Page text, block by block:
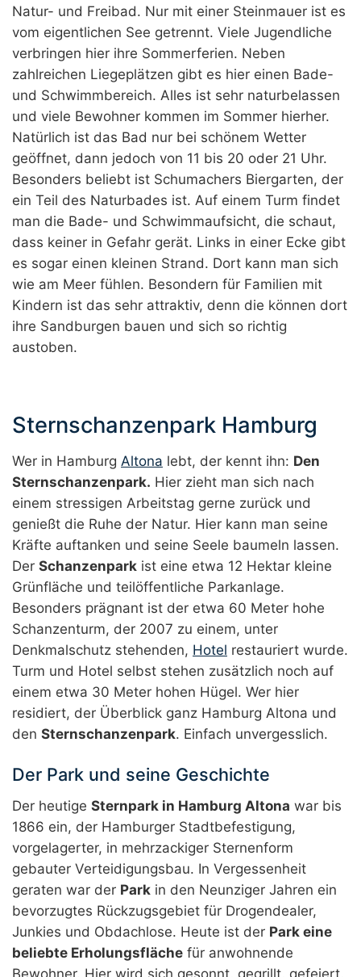
Natur- und Freibad. Nur mit einer Steinmauer ist es
vom eigentlichen See getrennt. Viele Jugendliche
verbringen hier ihre Sommerferien. Neben
zahlreichen Liegeplätzen gibt es hier einen Bade-
und Schwimmbereich. Alles ist sehr naturbelassen
und viele Bewohner kommen im Sommer hierher.
Natürlich ist das Bad nur bei schönem Wetter
geöffnet, dann jedoch von 11 bis 20 oder 21 Uhr.
Besonders beliebt ist Schumachers Biergarten, der
ein Teil des Naturbades ist. Auf einem Turm findet
man die Bade- und Schwimmaufsicht, die schaut,
dass keiner in Gefahr gerät. Links in einer Ecke gibt
es sogar einen kleinen Strand. Dort kann man sich
wie am Meer fühlen. Besondern für Familien mit
Kindern ist das sehr attraktiv, denn die können dort
ihre Sandburgen bauen und sich so richtig
austoben.
Sternschanzenpark Hamburg
Wer in Hamburg Altona lebt, der kennt ihn: Den
Sternschanzenpark. Hier zieht man sich nach
einem stressigen Arbeitstag gerne zurück und
genießt die Ruhe der Natur. Hier kann man seine
Kräfte auftanken und seine Seele baumeln lassen.
Der Schanzenpark ist eine etwa 12 Hektar kleine
Grünfläche und teilöffentliche Parkanlage.
Besonders prägnant ist der etwa 60 Meter hohe
Schanzenturm, der 2007 zu einem, unter
Denkmalschutz stehenden, Hotel restauriert wurde.
Turm und Hotel selbst stehen zusätzlich noch auf
einem etwa 30 Meter hohen Hügel. Wer hier
residiert, der Überblick ganz Hamburg Altona und
den Sternschanzenpark. Einfach unvergesslich.
Der Park und seine Geschichte
Der heutige Sternpark in Hamburg Altona war bis
1866 ein, der Hamburger Stadtbefestigung,
vorgelagerter, in mehrzackiger Sternenform
gebauter Verteidigungsbau. In Vergessenheit
geraten war der Park in den Neunziger Jahren ein
bevorzugtes Rückzugsgebiet für Drogendealer,
Junkies und Obdachlose. Heute ist der Park eine
beliebte Erholungsfläche für anwohnende
Bewohner. Hier wird sich gesonnt, gegrillt, gefeiert,